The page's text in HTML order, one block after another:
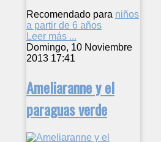
Recomendado para niños
a partir de 6 años
Leer más ...
Domingo, 10 Noviembre
2013 17:41
Ameliaranne y el
paraguas verde